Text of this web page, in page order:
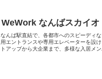
WeWork なんばスカイオ
なんば駅直結で、各都市へのスピーディ
用エントランスや専用エレベーターを設
トアップから大企業まで、多様な入居メン